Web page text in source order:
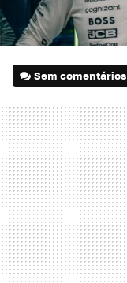
Sem comentários